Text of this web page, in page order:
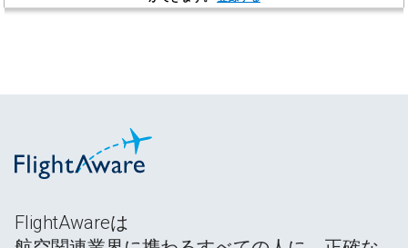
FlightAwareは